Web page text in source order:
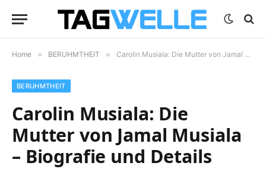
Home » BERUHMTHEIT » Carolin Musiala: Die Mutter von Jamal Musiala – Biografie und Details
BERUHMTHEIT
Carolin Musiala: Die
Mutter von Jamal Musiala
– Biografie und Details